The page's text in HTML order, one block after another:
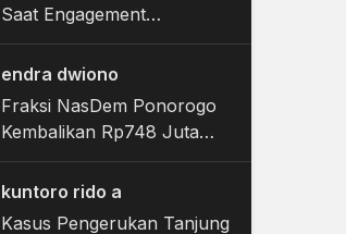
Saat Engagement
Merampas Privasi
endra dwiono
Fraksi NasDem Ponorogo
Kembalikan Rp748 Juta
Terkait Dugaan Korupsi
Tunjangan Perumahan
kuntoro rido a
Kasus Pengerukan Tanjung